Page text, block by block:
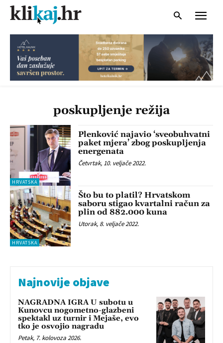
poskupljenje režija
HRVATSKA
Plenković najavio ‘sveobuhvatni
paket mjera’ zbog poskupljenja
energenata
Četvrtak, 10. veljače 2022.
HRVATSKA
Što bu to platil? Hrvatskom
saboru stigao kvartalni račun za
plin od 882.000 kuna
Utorak, 8. veljače 2022.
Najnovije objave
NAGRADNA IGRA U subotu u
Kunovcu nogometno-glazbeni
spektakl uz turnir i Mejaše, evo
tko je osvojio nagradu
Petak, 7. kolovoza 2026.